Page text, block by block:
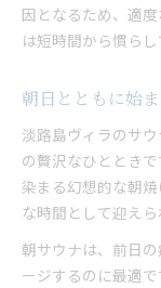
因となるため、適
は短時間から慣らし
朝日とともに始
淡路島ヴィラのサ
の贅沢なひととき
染まる幻想的な朝
な時間として迎えら
朝サウナは、前日
ージするのに最適